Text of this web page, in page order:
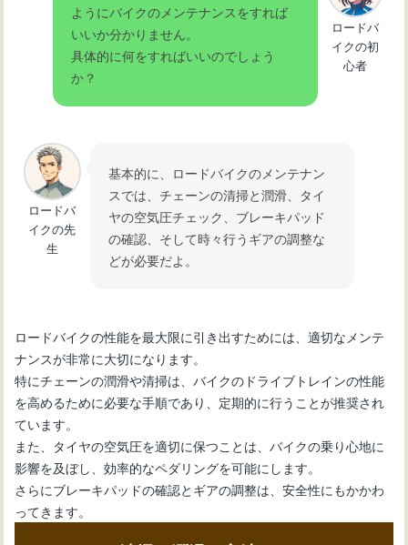
ようにバイクのメンテナンスをすれば
いいか分かりません。
具体的に何をすればいいのでしょう
か？
ロードバ
イクの初
心者
ロードバ
イクの先
生
基本的に、ロードバイクのメンテナン
スでは、チェーンの清掃と潤滑、タイ
ヤの空気圧チェック、ブレーキパッド
の確認、そして時々行うギアの調整な
どが必要だよ。
ロードバイクの性能を最大限に引き出すためには、適切なメンテ
ナンスが非常に大切になります。
特にチェーンの潤滑や清掃は、バイクのドライブトレインの性能
を高めるために必要な手順であり、定期的に行うことが推奨され
ています。
また、タイヤの空気圧を適切に保つことは、バイクの乗り心地に
影響を及ぼし、効率的なペダリングを可能にします。
さらにブレーキパッドの確認とギアの調整は、安全性にもかかわ
ってきます。